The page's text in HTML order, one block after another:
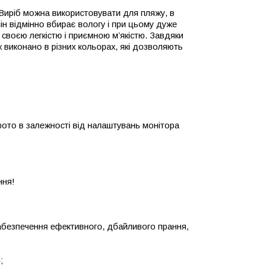
можна використовувати для пляжу, в
відмінно вбирає вологу і при цьому дуже
легкістю і приємною м’якістю. Завдяки
в різних кольорах, які дозволяють
в залежності від налаштувань монітора
ефективного, дбайливого прання,